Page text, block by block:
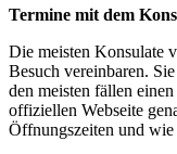
Termine mit dem
Die meisten Konsulate
Besuch vereinbaren.
den meisten fällen
offiziellen Webseite
Öffnungszeiten und wie